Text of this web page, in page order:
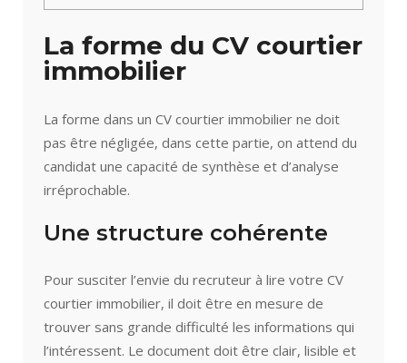
La forme du CV courtier
immobilier
La forme dans un CV courtier immobilier ne doit
pas être négligée, dans cette partie, on attend du
candidat une capacité de synthèse et d’analyse
irréprochable.
Une structure cohérente
Pour susciter l’envie du recruteur à lire votre CV
courtier immobilier, il doit être en mesure de
trouver sans grande difficulté les informations qui
l’intéressent. Le document doit être clair, lisible et